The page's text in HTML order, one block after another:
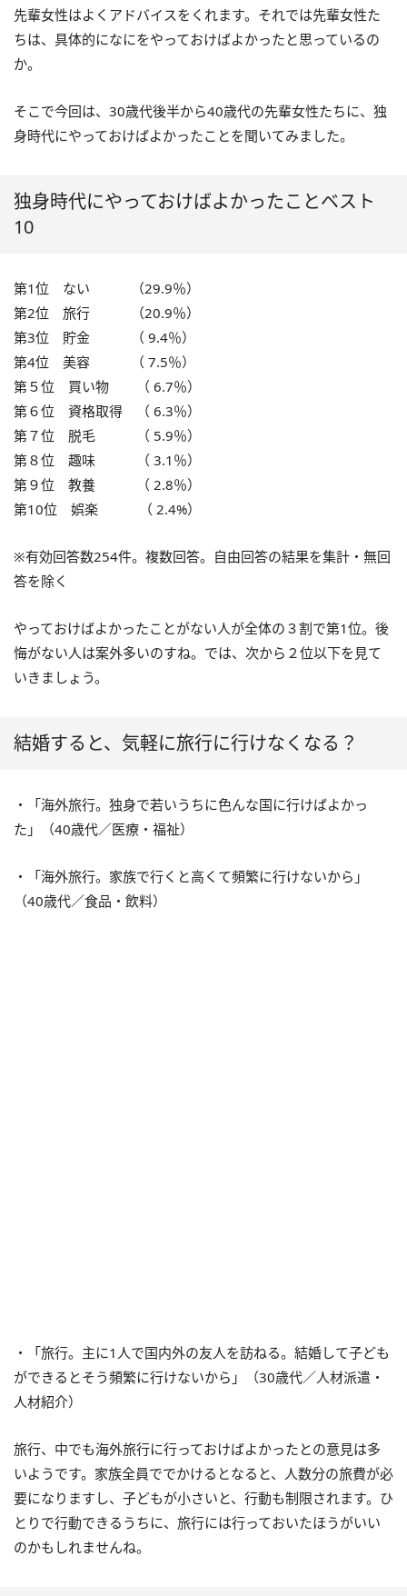
先輩女性はよくアドバイスをくれます。それでは先輩女性た
ちは、具体的になにをやっておけばよかったと思っているの
か。
そこで今回は、30歳代後半から40歳代の先輩女性たちに、独
身時代にやっておけばよかったことを聞いてみました。
独身時代にやっておけばよかったことベスト
10
第1位 ない （29.9％）
第2位 旅行 （20.9％）
第3位 貯金 （ 9.4％）
第4位 美容 （ 7.5％）
第５位 買い物 （ 6.7％）
第６位 資格取得 （ 6.3％）
第７位 脱毛 （ 5.9％）
第８位 趣味 （ 3.1％）
第９位 教養 （ 2.8％）
第10位 娯楽 （ 2.4%）
※有効回答数254件。複数回答。自由回答の結果を集計・無回
答を除く
やっておけばよかったことがない人が全体の３割で第1位。後
悔がない人は案外多いのすね。では、次から２位以下を見て
いきましょう。
結婚すると、気軽に旅行に行けなくなる？
・「海外旅行。独身で若いうちに色んな国に行けばよかっ
た」（40歳代／医療・福祉）
・「海外旅行。家族で行くと高くて頻繁に行けないから」
（40歳代／食品・飲料）
・「旅行。主に1人で国内外の友人を訪ねる。結婚して子ども
ができるとそう頻繁に行けないから」（30歳代／人材派遣・
人材紹介）
旅行、中でも海外旅行に行っておけばよかったとの意見は多
いようです。家族全員ででかけるとなると、人数分の旅費が必
要になりますし、子どもが小さいと、行動も制限されます。ひ
とりで行動できるうちに、旅行には行っておいたほうがいい
のかもしれませんね。